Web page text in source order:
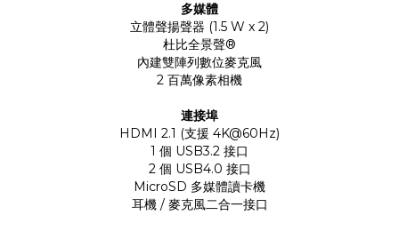
多媒體
立體聲揚聲器 (1.5 W x 2)
杜比全景聲®
內建雙陣列數位麥克風
2 百萬像素相機
連接埠
HDMI 2.1 (支援 4K@60Hz)
1 個 USB3.2 接口
2 個 USB4.0 接口
MicroSD 多媒體讀卡機
耳機 / 麥克風二合一接口